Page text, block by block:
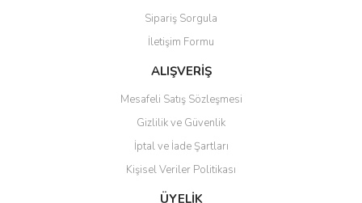
Ürün bilgilerinde hatalar bulunuyor.
Ürün fiyatı diğer sitelerden daha pahalı.
Bu ürüne benzer farklı alternatifler olmalı.
Gönder
Sipariş Sorgula
İletişim Formu
ALIŞVERİŞ
Mesafeli Satış Sözleşmesi
Gizlilik ve Güvenlik
İptal ve İade Şartları
Kişisel Veriler Politikası
ÜYELİK